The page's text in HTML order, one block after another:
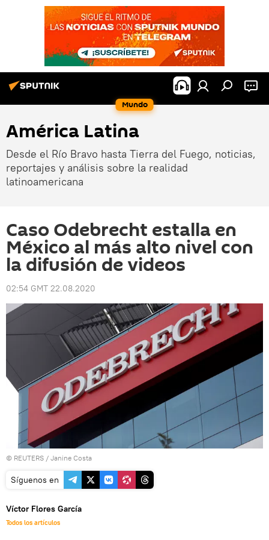
Mundo
América Latina
Desde el Río Bravo hasta Tierra del Fuego, noticias,
reportajes y análisis sobre la realidad
latinoamericana
Caso Odebrecht estalla en
México al más alto nivel con
la difusión de videos
02:54 GMT 22.08.2020
© REUTERS / Janine Costa
Síguenos en
Víctor Flores García
Todos los artículos